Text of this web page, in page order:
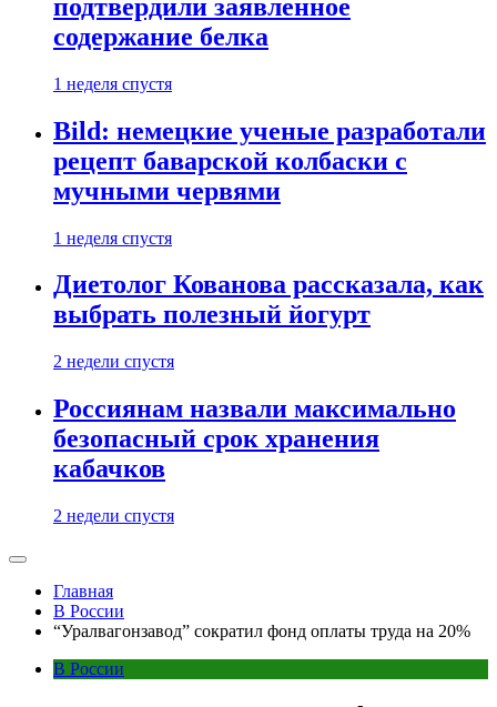
подтвердили заявленное
содержание белка
1 неделя спустя
Bild: немецкие ученые разработали
рецепт баварской колбаски с
мучными червями
1 неделя спустя
Диетолог Кованова рассказала, как
выбрать полезный йогурт
2 недели спустя
Россиянам назвали максимально
безопасный срок хранения
кабачков
2 недели спустя
Главная
В России
“Уралвагонзавод” сократил фонд оплаты труда на 20%
В России